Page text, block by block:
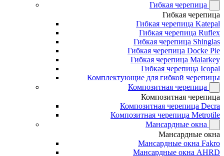
Гибкая черепица
Гибкая черепица
Гибкая черепица Katepal
Гибкая черепица Ruflex
Гибкая черепица Shinglas
Гибкая черепица Docke Pie
Гибкая черепица Malarkey
Гибкая черепица Icopal
Комплектующие для гибкой черепицы
Композитная черепица
Композитная черепица
Композитная черепица Decra
Композитная черепица Metrotile
Мансардные окна
Мансардные окна
Мансардные окна Fakro
Мансардные окна AHRD